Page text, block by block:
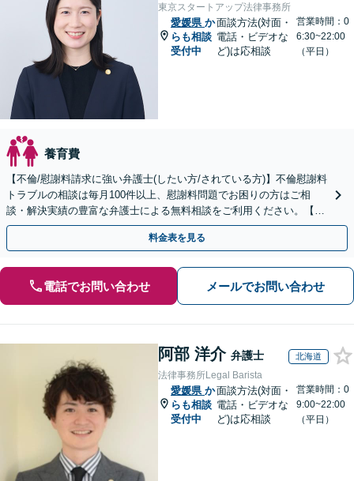
東京スタートアップ法律事務所
愛媛県 か
らも相談
受付中
面談方法(対面・
電話・ビデオな
ど)は応相談
営業時間：0
6:30~22:00
（平日）
養育費
【不倫/慰謝料請求に強い弁護士(したい方/されている方)】不倫慰謝料
トラブルの相談は毎月100件以上、慰謝料問題でお困りの方はご相
談・解決実績の豊富な弁護士による無料相談をご利用ください。【不
倫相談は初回0円】【全国対応】
料金表を見る
電話でお問い合わせ メールでお問い合わせ
阿部 洋介 弁護士 北海道
法律事務所Legal Barista
愛媛県 か
らも相談
受付中
面談方法(対面・
電話・ビデオな
ど)は応相談
営業時間：0
9:00~22:00
（平日）